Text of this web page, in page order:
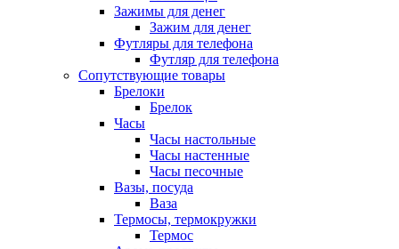
Зажимы для денег
Зажим для денег
Футляры для телефона
Футляр для телефона
Сопутствующие товары
Брелоки
Брелок
Часы
Часы настольные
Часы настенные
Часы песочные
Вазы, посуда
Ваза
Термосы, термокружки
Термос